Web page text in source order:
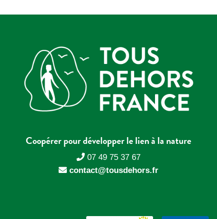
Coopérer pour développer le lien à la nature
07 49 75 37 67
contact@tousdehors.fr